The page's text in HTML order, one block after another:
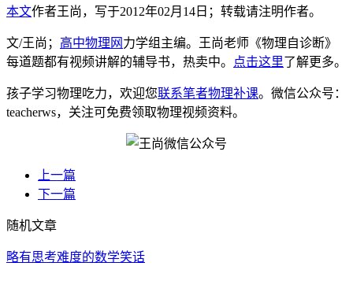
本文作者王尚，写于2012年02月14日；转载请注明作者。
文/王尚； 高中物理网 力学组主编。王尚老师《物理自诊断》
每道题都有视频讲解的辅导书，热卖中。
点击这里了解更多。
孩子学习物理吃力，欢迎您联系笔者物理补课。微信公众号：
teacherws，关注可免费领取物理视频资料。
上一篇
下一篇
随机文章
略有思考难度的数学笑话